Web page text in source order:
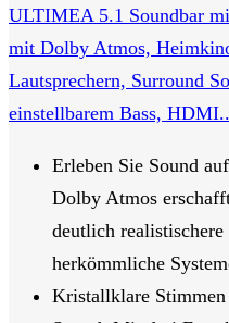
ULTIMEA 5.1 Soundbar
mit Dolby Atmos,
Lautsprechern, Surround
einstellbarem Bass,
Erleben Sie Sound
Dolby Atmos
deutlich
herkömmliche
Kristallklare